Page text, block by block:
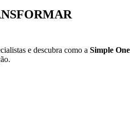
e descubra como a Simple One